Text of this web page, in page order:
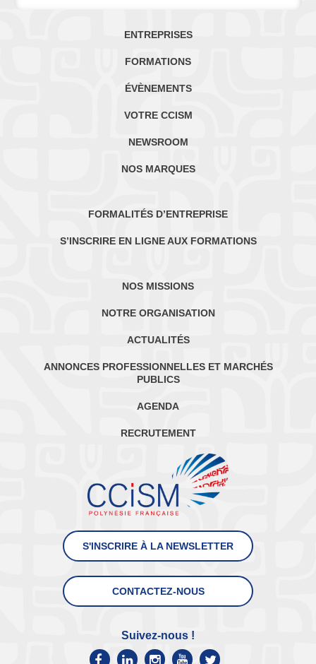
ENTREPRISES
FORMATIONS
ÉVÈNEMENTS
VOTRE CCISM
NEWSROOM
NOS MARQUES
FORMALITÉS D’ENTREPRISE
S’INSCRIRE EN LIGNE AUX FORMATIONS
NOS MISSIONS
NOTRE ORGANISATION
ACTUALITÉS
ANNONCES PROFESSIONNELLES ET MARCHÉS
PUBLICS
AGENDA
RECRUTEMENT
S'INSCRIRE À LA NEWSLETTER
CONTACTEZ-NOUS
Suivez-nous !